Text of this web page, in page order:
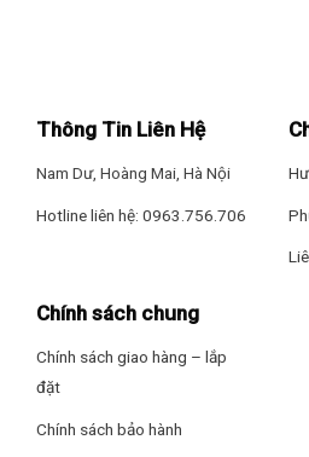
Thông Tin Liên Hệ
Nam Dư, Hoàng Mai, Hà Nội
Hotline liên hệ: 0963.756.706
Chính sách chung
Chính sách giao hàng – lắp
đặt
Chính sách bảo hành